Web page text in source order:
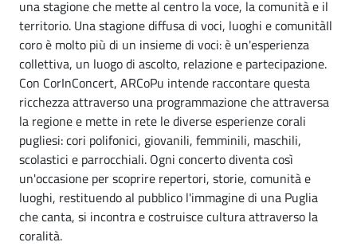
una stagione che mette al centro la voce, la comunità e il
territorio. Una stagione diffusa di voci, luoghi e comunitàIl
coro è molto più di un insieme di voci: è un'esperienza
collettiva, un luogo di ascolto, relazione e partecipazione.
Con CorInConcert, ARCoPu intende raccontare questa
ricchezza attraverso una programmazione che attraversa
la regione e mette in rete le diverse esperienze corali
pugliesi: cori polifonici, giovanili, femminili, maschili,
scolastici e parrocchiali. Ogni concerto diventa così
un'occasione per scoprire repertori, storie, comunità e
luoghi, restituendo al pubblico l'immagine di una Puglia
che canta, si incontra e costruisce cultura attraverso la
coralità.